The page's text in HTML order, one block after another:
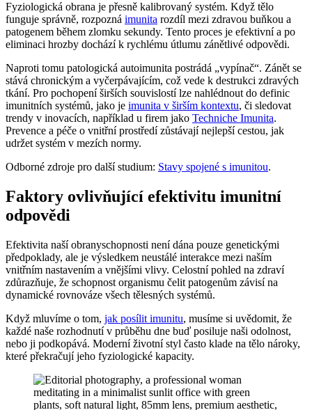
Fyziologická obrana je přesně kalibrovaný systém. Když tělo
funguje správně, rozpozná imunita rozdíl mezi zdravou buňkou a
patogenem během zlomku sekundy. Tento proces je efektivní a po
eliminaci hrozby dochází k rychlému útlumu zánětlivé odpovědi.
Naproti tomu patologická autoimunita postrádá „vypínač“. Zánět se
stává chronickým a vyčerpávajícím, což vede k destrukci zdravých
tkání. Pro pochopení širších souvislostí lze nahlédnout do definic
imunitních systémů, jako je imunita v širším kontextu, či sledovat
trendy v inovacích, například u firem jako Techniche Imunita.
Prevence a péče o vnitřní prostředí zůstávají nejlepší cestou, jak
udržet systém v mezích normy.
Odborné zdroje pro další studium: Stavy spojené s imunitou.
Faktory ovlivňující efektivitu imunitní
odpovědi
Efektivita naší obranyschopnosti není dána pouze genetickými
předpoklady, ale je výsledkem neustálé interakce mezi naším
vnitřním nastavením a vnějšími vlivy. Celostní pohled na zdraví
zdůrazňuje, že schopnost organismu čelit patogenům závisí na
dynamické rovnováze všech tělesných systémů.
Když mluvíme o tom, jak posílit imunitu, musíme si uvědomit, že
každé naše rozhodnutí v průběhu dne buď posiluje naši odolnost,
nebo ji podkopává. Moderní životní styl často klade na tělo nároky,
které překračují jeho fyziologické kapacity.